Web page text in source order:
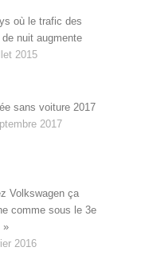
où le trafic des
nuit augmente
2015
sans voiture 2017
2017
Volkswagen ça
comme sous le 3e
»
2016